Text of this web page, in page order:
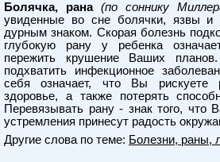
Болячка, рана (по соннику
увиденные во сне болячки, язвы и
дурным знаком. Скорая болезнь
глубокую рану у ребенка
пережить крушение Ваших
подхватить инфекционное
себя означает, что Вы рискуете
здоровье, а также потерять
Перевязывать рану - знак того,
устремления принесут радость
Другие слова по теме: Болезни, раны,